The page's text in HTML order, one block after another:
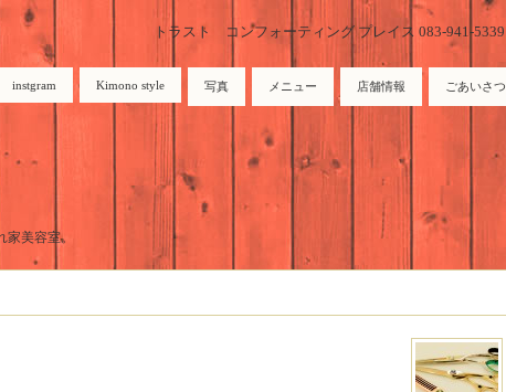
トラスト コンフォーティング プレイス 083-941-5339
instgram Kimono style 写真 メニュー 店舗情報 ごあいさつ
美容室。